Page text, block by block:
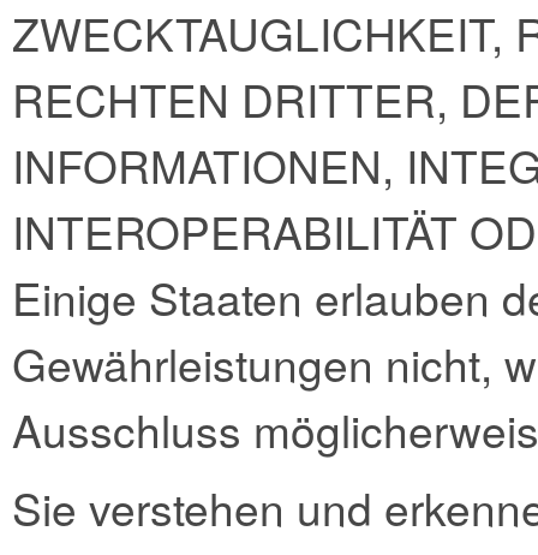
ZWECKTAUGLICHKEIT,
RECHTEN DRITTER,
INFORMATIONEN,
INTEROPERABILITÄT
Einige Staaten erlauben
Gewährleistungen nicht,
Ausschluss
Sie verstehen und